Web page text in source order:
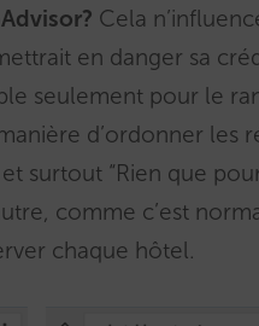
Cela
en danger sa
seulement pour le
d’ordonner les
surtout “Rien que
comme c’est
chaque hôtel.